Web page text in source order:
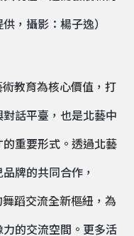
教育為核心價值，打
話平臺，也是北藝中
重要形式。透過北藝
牌的共同合作，
蹈交流全新樞紐，為
的交流空間。更多活